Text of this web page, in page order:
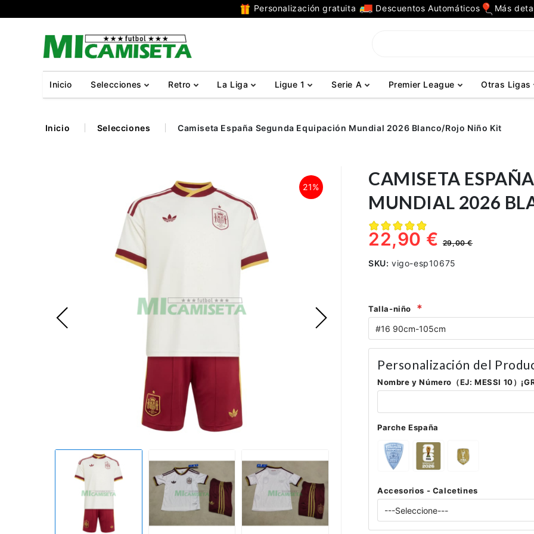
Personalización gratuita Descuentos Automáticos Más
Inicio Selecciones Retro La Liga Ligue 1 Serie A Premier League Otras Ligas
Inicio Selecciones Camiseta España Segunda Equipación Mundial 2026 Blanco/Rojo Niño Kit
21%
CAMISETA
MUNDIAL 2026
22,90 €29,00 €
SKU: vigo-esp10675
Talla-niño
Personalización del
Nombre y Número（EJ: MESSI 10）
Parche España
Accesorios - Calcetines